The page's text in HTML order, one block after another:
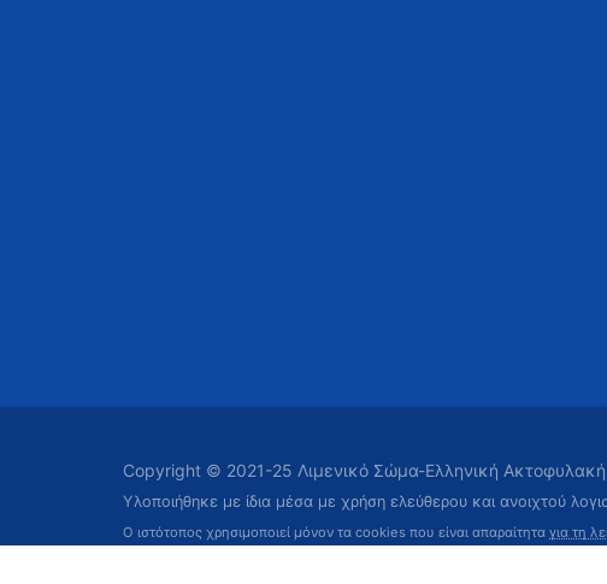
Copyright © 2021-25 Λιμενικό Σώμα-Ελληνική Ακτοφυλακή
Υλοποιήθηκε με ίδια μέσα με χρήση ελεύθερου και ανοιχτού
Ο ιστότοπος χρησιμοποιεί μόνον τα cookies που είναι απαραίτητα για τη